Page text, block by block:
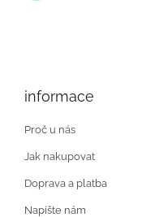
informace
Proč u nás
Jak nakupovat
Doprava a platba
Napište nám